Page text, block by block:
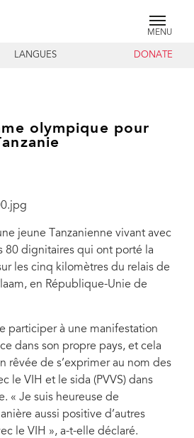
MENU
LANGUES DONATE
olympique pour
jeune Tanzanienne vivant avec
80 dignitaires qui ont porté la
les cinq kilomètres du relais de
en République-Unie de
participer à une manifestation
dans son propre pays, et cela
rêvée de s’exprimer au nom des
le VIH et le sida (PVVS) dans
« Je suis heureuse de
aussi positive d’autres
le VIH », a-t-elle déclaré.